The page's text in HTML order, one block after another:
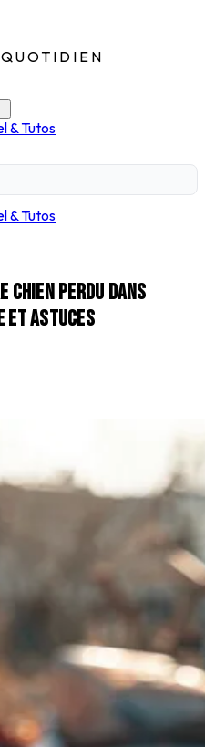
& Tutos
& Tutos
chien perdu dans
et astuces